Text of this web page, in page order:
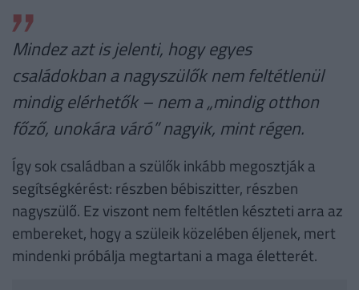
Mindez azt is jelenti, hogy egyes
családokban a nagyszülők nem feltétlenül
mindig elérhetők – nem a „mindig otthon
főző, unokára váró” nagyik, mint régen.
Így sok családban a szülők inkább megosztják a
segítségkérést: részben bébiszitter, részben
nagyszülő. Ez viszont nem feltétlen készteti arra az
embereket, hogy a szüleik közelében éljenek, mert
mindenki próbálja megtartani a maga életterét.